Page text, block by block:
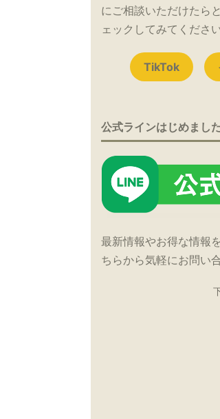
にご相談いただけたら
ェックしてみてくださ
TikTok
公式ラインはじめまし
最新情報やお得な情報
ちらから気軽にお問い